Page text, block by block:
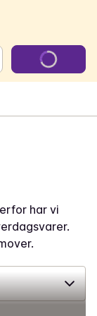
har vi